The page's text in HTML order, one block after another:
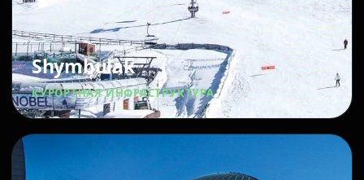
Shymbulak
КУРОРТНАЯ ИНФРАСТРУКТУРА